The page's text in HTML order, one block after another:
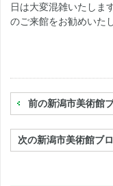
日は大変混雑いたしま
のご来館をお勧めいた
前の新潟市美術館
次の新潟市美術館ブ